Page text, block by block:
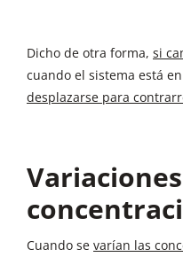
Dicho de otra forma, si
cuando el sistema está
desplazarse para
Cuando se varían las